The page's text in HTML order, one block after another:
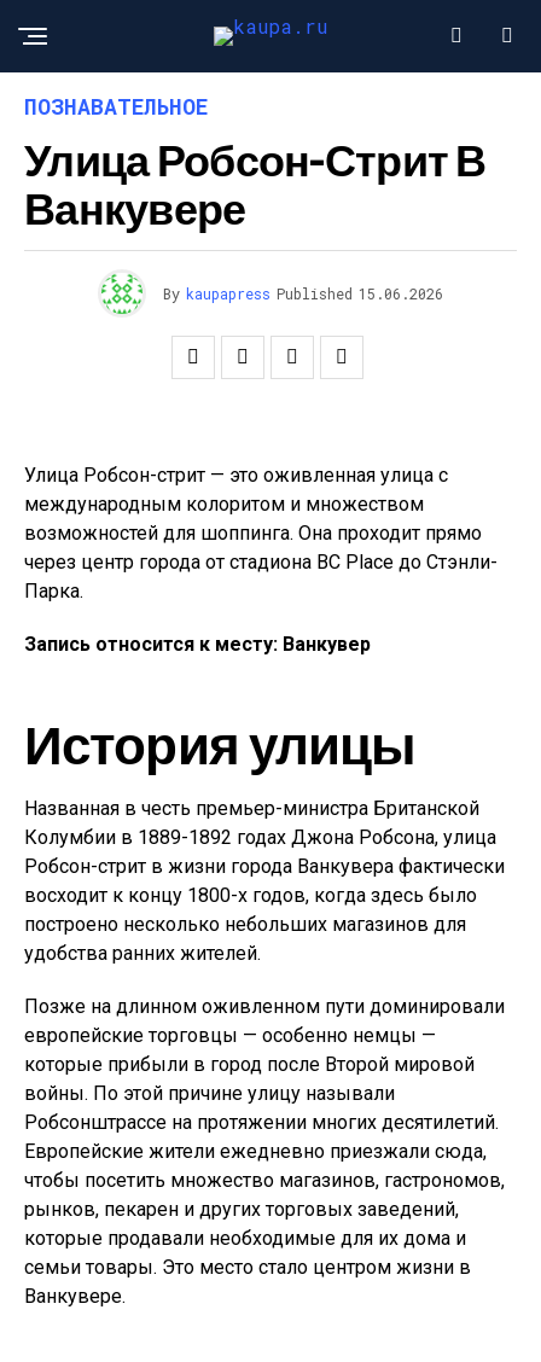
ПОЗНАВАТЕЛЬНОЕ
Улица Робсон-Стрит В
Ванкувере
By kaupapress Published 15.06.2026
Улица Робсон-стрит — это оживленная улица с
международным колоритом и множеством
возможностей для шоппинга. Она проходит прямо
через центр города от стадиона BC Place до Стэнли-
Парка.
Запись относится к месту: Ванкувер
История улицы
Названная в честь премьер-министра Британской
Колумбии в 1889-1892 годах Джона Робсона, улица
Робсон-стрит в жизни города Ванкувера фактически
восходит к концу 1800-х годов, когда здесь было
построено несколько небольших магазинов для
удобства ранних жителей.
Позже на длинном оживленном пути доминировали
европейские торговцы — особенно немцы —
которые прибыли в город после Второй мировой
войны. По этой причине улицу называли
Робсонштрассе на протяжении многих десятилетий.
Европейские жители ежедневно приезжали сюда,
чтобы посетить множество магазинов, гастрономов,
рынков, пекарен и других торговых заведений,
которые продавали необходимые для их дома и
семьи товары. Это место стало центром жизни в
Ванкувере.